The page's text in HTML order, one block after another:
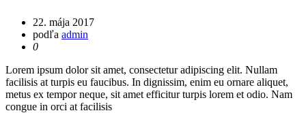
22. mája 2017
podľa admin
0
Lorem ipsum dolor sit amet, consectetur adipiscing elit. Nullam
facilisis at turpis eu faucibus. In dignissim, enim eu ornare aliquet,
metus ex tempor neque, sit amet efficitur turpis lorem et odio. Nam
congue in orci at facilisis